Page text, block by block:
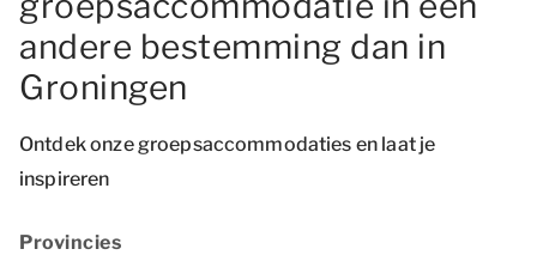
andere bestemming dan in
Groningen
Ontdek onze groepsaccommodaties en laat je
inspireren
Provincies